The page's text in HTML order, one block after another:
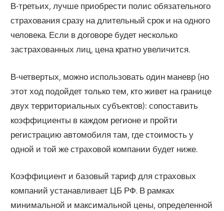
В-третьих, лучше приобрести полис обязательного
страхования сразу на длительный срок и на одного
человека. Если в договоре будет несколько
застрахованных лиц, цена кратно увеличится.
В-четвертых, можно использовать один маневр (но
этот ход подойдет только тем, кто живет на границе
двух территориальных субъектов): сопоставить
коэффициенты в каждом регионе и пройти
регистрацию автомобиля там, где стоимость у
одной и той же страховой компании будет ниже.
Коэффициент и базовый тариф для страховых
компаний устанавливает ЦБ РФ. В рамках
минимальной и максимальной цены, определенной